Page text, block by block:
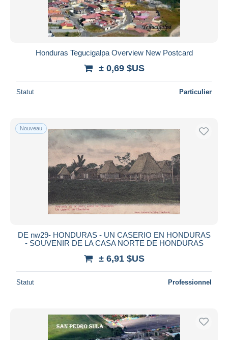
Honduras Tegucigalpa Overview New Postcard
± 0,69 $US
Statut Particulier
Nouveau
DE nw29- HONDURAS - UN CASERIO EN HONDURAS
- SOUVENIR DE LA CASA NORTE DE HONDURAS
± 6,91 $US
Statut Professionnel